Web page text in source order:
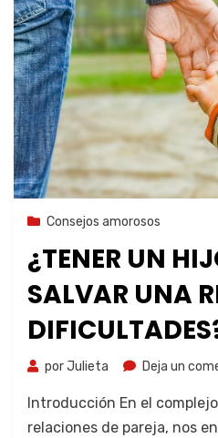
10 de agosto de 2023
Consejos amorosos
¿TENER UN
SALVAR UNA
porJulieta Deja un
Introducción En el
relaciones de pareja, nos